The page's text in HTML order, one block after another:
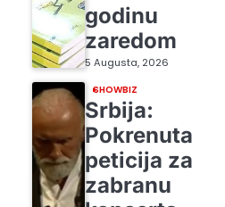
godinu
zaredom
5 Augusta, 2026
SHOWBIZ
Srbija:
Pokrenuta
peticija za
zabranu